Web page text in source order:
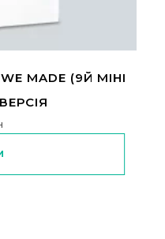
MADE (9Й МІНІ